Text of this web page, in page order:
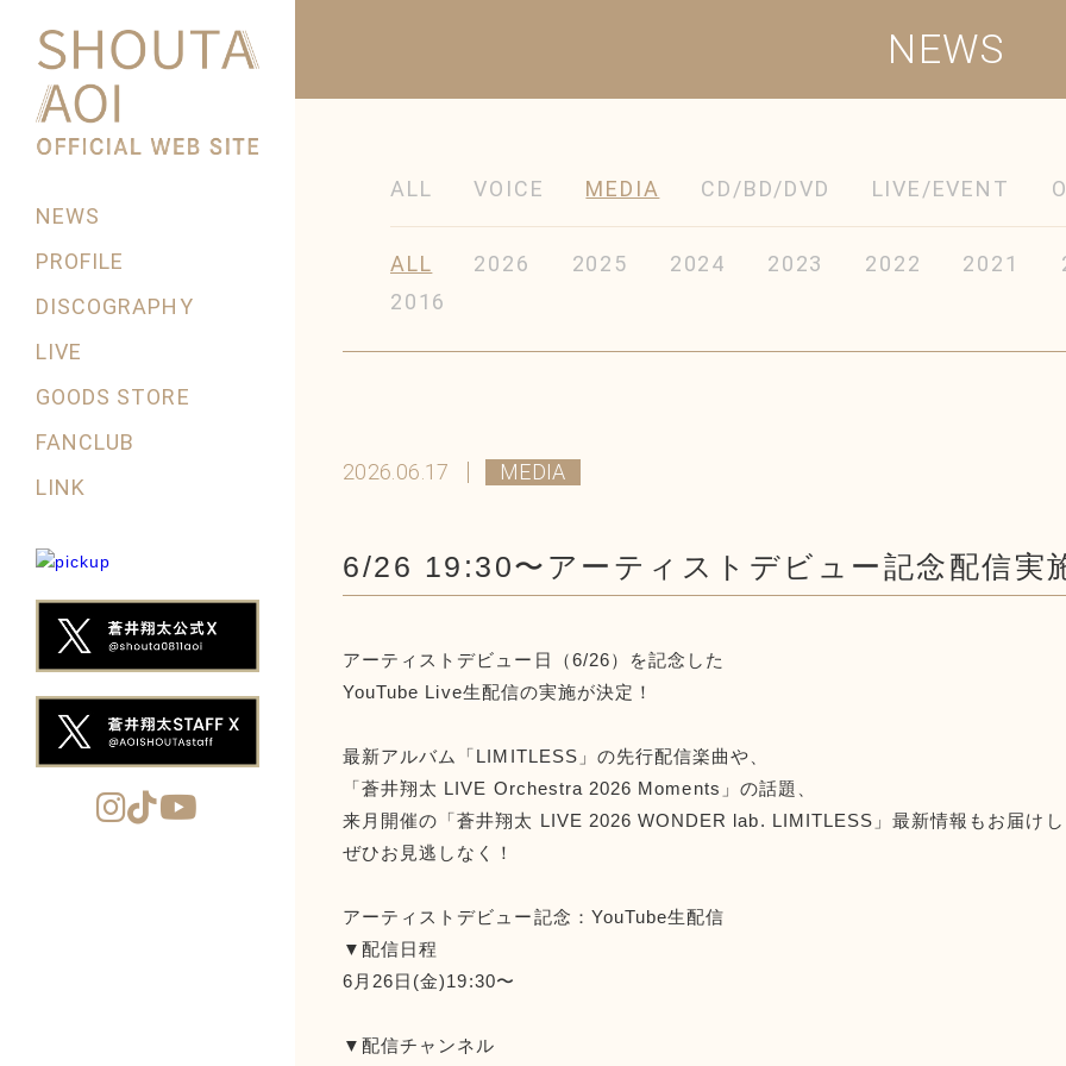
NEWS
PROFILE
DISCOGRAPHY
LIVE
GOODS STORE
FANCLUB
LINK
NEWS
ALL VOICE MEDIA CD/BD/DVD LIVE/EVENT
ALL 2026 2025 2024 2023 2022 2021
2016
2026.06.17 MEDIA
6/26 19:30〜アーティストデビュー記念配信実
アーティストデビュー日（6/26）を記念した
YouTube Live生配信の実施が決定！
最新アルバム「LIMITLESS」の先行配信楽曲や、
「蒼井翔太 LIVE Orchestra 2026 Moments」の話題、
来月開催の「蒼井翔太 LIVE 2026 WONDER lab. LIMITLESS」最新情報もお届けし
ぜひお見逃しなく！
アーティストデビュー記念：YouTube生配信
▼配信日程
6月26日(金)19:30〜
▼配信チャンネル